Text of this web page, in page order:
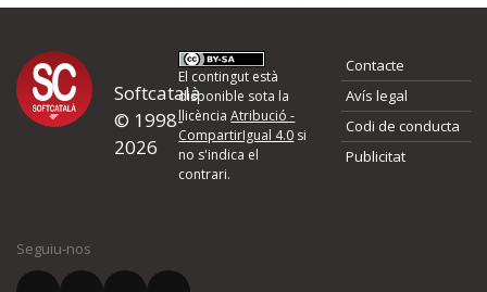
Proposeu-nos millores o
d'errors
Si heu trobat un error o voleu proposar alguna millora, ompliu els
quina és la millora que proposeu o l'error del qual voleu informar-
Softcatalà
© 1998-
2026
El contingut està
disponible sota la
llicènciaAtribució -
CompartirIgual 4.0 si
no s'indica el
contrari.
Contacte
Avís legal
Codi de conducta
Publicitat
Seguiu-nos